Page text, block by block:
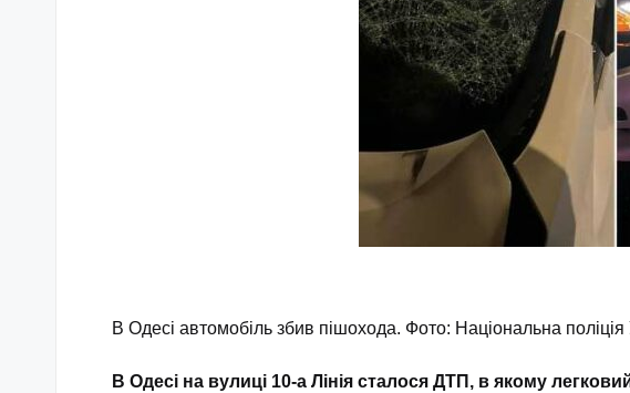
В Одесі автомобіль збив пішохода. Фото: Національна поліція
В Одесі на вулиці 10-а Лінія сталося ДТП, в якому